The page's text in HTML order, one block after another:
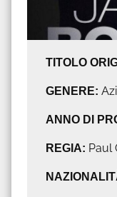
TITOLO
GENERE:
ANNO DI
REGIA: Paul